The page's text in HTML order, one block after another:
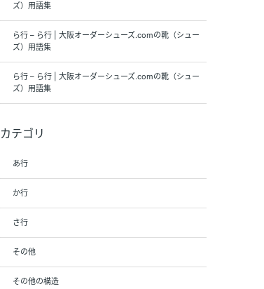
ズ）用語集
ら行 – ら行 | 大阪オーダーシューズ.comの靴（シュー
ズ）用語集
ら行 – ら行 | 大阪オーダーシューズ.comの靴（シュー
ズ）用語集
カテゴリ
あ行
か行
さ行
その他
その他の構造